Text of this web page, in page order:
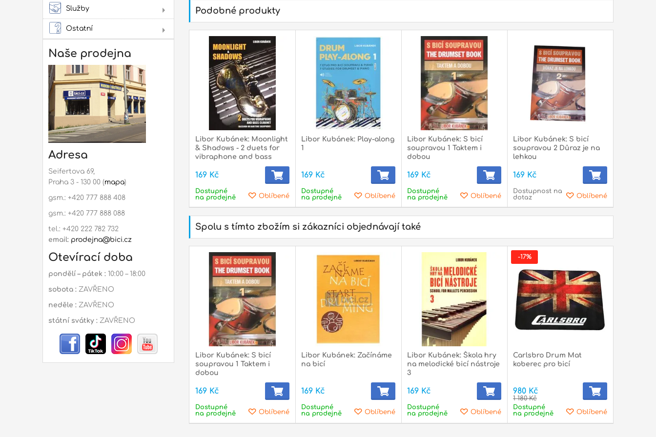
Služby
Pronájem nástrojů
Ostatní
Dárkové poukazy
Trička a oblečení Čepice a šátky
Naše prodejna
Adresa
Seifertova 69,
Praha 3 - 130 00 (mapa)
gsm.: +420 777 888 408
gsm.: +420 777 888 088
tel.: +420 222 782 732
email: prodejna@bici.cz
Otevírací doba
pondělí – pátek : 10:00 – 18:00
sobota : ZAVŘENO
neděle : ZAVŘENO
státní svátky : ZAVŘENO
Podobné produkty
Libor Kubánek: Moonlight
& Shadows - 2 duets for
vibraphone and bass
169 Kč
Oblíbené
Dostupné
na prodejně
Libor Kubánek: Play-along
1
169 Kč
Oblíbené
Dostupné
na prodejně
Libor Kubánek: S bicí
soupravou 1 Taktem i
dobou
169 Kč
Oblíbené
Dostupné
na prodejně
Libor Kubánek: S bicí
soupravou 2 Důraz je na
lehkou
169 Kč
Oblíbené
Dostupnost na
dotaz
Spolu s tímto zbožím si zákazníci objednávají také
Libor Kubánek: S bicí
soupravou 1 Taktem i
dobou
169 Kč
Oblíbené
Dostupné
na prodejně
Libor Kubánek: Začínáme
na bicí
169 Kč
Oblíbené
Dostupné
na prodejně
Libor Kubánek: Škola hry
na melodické bicí nástroje
3
169 Kč
Oblíbené
Dostupné
na prodejně
Carlsbro Drum Mat
koberec pro bicí
980 Kč
1 180 Kč
Oblíbené
Dostupné
na prodejně
-17%